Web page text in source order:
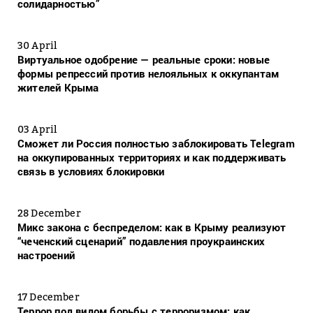
солидарностью”
30 April
Виртуальное одобрение — реальные сроки: новые
формы репрессий против нелояльных к оккупантам
жителей Крыма
03 April
Сможет ли Россия полностью заблокировать Telegram
на оккупированных территориях и как поддерживать
связь в условиях блокировки
28 December
Микс закона с беспределом: как в Крыму реализуют
“чеченский сценарий” подавления проукраинских
настроений
17 December